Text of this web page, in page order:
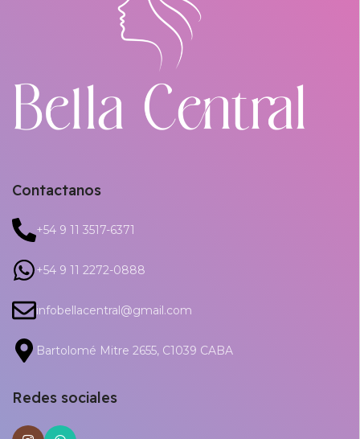
Contactanos
+54 9 11 3517-6371
+54 9 11 2272-0888
infobellacentral@gmail.com
Bartolomé Mitre 2655, C1039 CABA
Redes sociales